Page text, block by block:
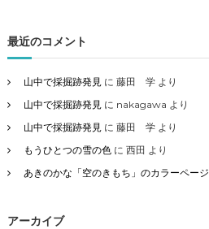
最近のコメント
山中で採掘跡発見に 藤田 学より
山中で採掘跡発見に nakagawa より
山中で採掘跡発見に 藤田 学より
もうひとつの雪の色に 西田 より
あきのかな「空のきもち」のカラーページ
アーカイブ